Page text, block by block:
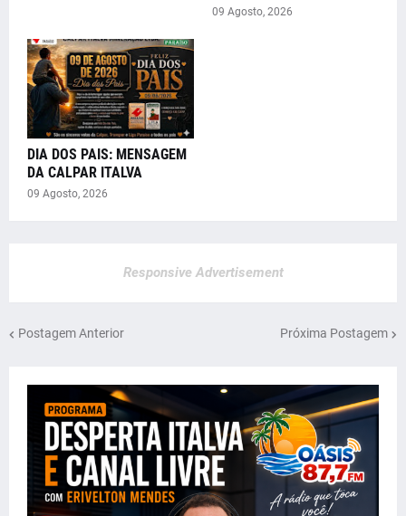
09 Agosto, 2026
DIA DOS PAIS: MENSAGEM
DA CALPAR ITALVA
09 Agosto, 2026
Responsive Advertisement
Postagem Anterior Próxima Postagem